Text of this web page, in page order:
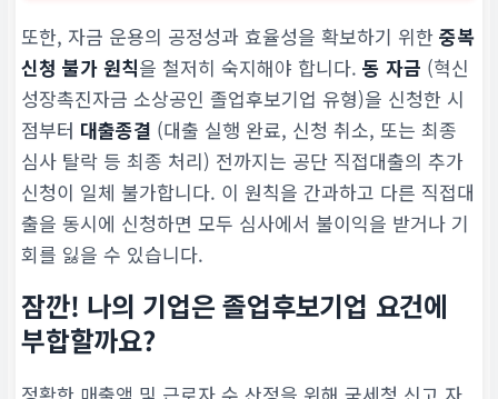
또한, 자금 운용의 공정성과 효율성을 확보하기 위한 중복
신청 불가 원칙을 철저히 숙지해야 합니다. 동 자금 (혁신
성장촉진자금 소상공인 졸업후보기업 유형)을 신청한 시
점부터 대출종결 (대출 실행 완료, 신청 취소, 또는 최종
심사 탈락 등 최종 처리) 전까지는 공단 직접대출의 추가
신청이 일체 불가합니다. 이 원칙을 간과하고 다른 직접대
출을 동시에 신청하면 모두 심사에서 불이익을 받거나 기
회를 잃을 수 있습니다.
잠깐! 나의 기업은 졸업후보기업 요건에
부합할까요?